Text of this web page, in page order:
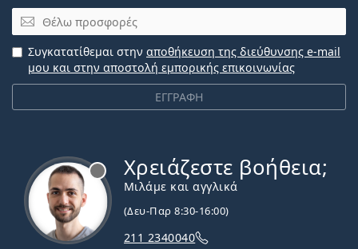
Email
ΕΓΓΡΑΦΗ
Συγκατατίθεμαι στην αποθήκευση της διεύθυνσης e-mail
μου και στην αποστολή εμπορικής επικοινωνίας
Χρειάζεστε βοήθεια;
Μιλάμε και αγγλικά
(Δευ-Παρ 8:30-16:00)
211 2340040